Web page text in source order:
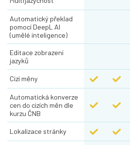
Automatický překlad
pomocí DeepL AI
(umělé inteligence)
Editace zobrazení
jazyků
Cizí měny
Automatická konverze
cen do cizích měn dle
kurzu ČNB
Lokalizace stránky